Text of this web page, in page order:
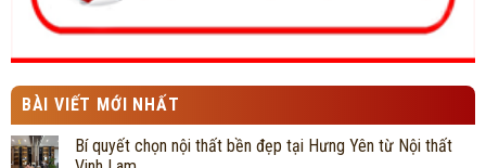
BÀI VIẾT MỚI NHẤT
Bí quyết chọn nội thất bền đẹp tại Hưng Yên từ Nội thất